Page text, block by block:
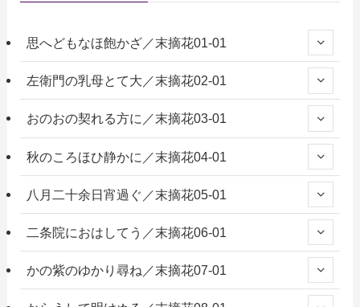
思へどもなほ飽かざ／末摘花01-01
左衛門の乳母とて大／末摘花02-01
おのおの契れる方に／末摘花03-01
秋のころほひ静かに／末摘花04-01
八月二十余日宵過ぐ／末摘花05-01
二条院におはしてう／末摘花06-01
かの紫のゆかり尋ね／末摘花07-01